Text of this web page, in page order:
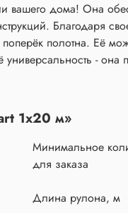
дома! Она
Благодаря
полотна. Её
-
1х20 м»
Минимальное
для заказа
Длина рулона, м